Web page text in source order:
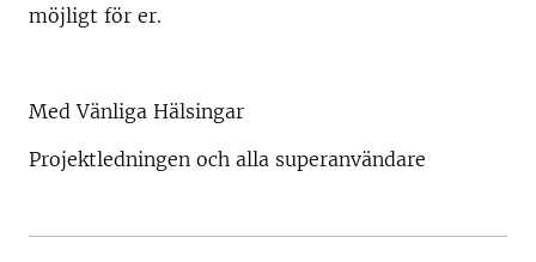
möjligt för er.
Med Vänliga Hälsingar
Projektledningen och alla superanvändare